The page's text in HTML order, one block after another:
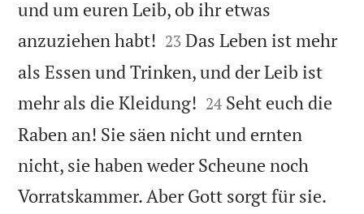
und um euren Leib, ob ihr etwas
anzuziehen habt! 

23 Das Leben ist mehr
als Essen und Trinken, und der Leib ist
mehr als die Kleidung! 

24 Seht euch die
Raben an! Sie säen nicht und ernten
nicht, sie haben weder Scheune noch
Vorratskammer. Aber Gott sorgt für sie.